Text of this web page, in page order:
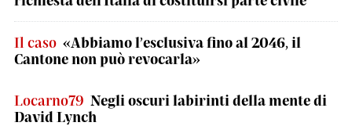
Il caso «Abbiamo l’esclusiva fino al 2046, il
Cantone non può revocarla»
Locarno79 Negli oscuri labirinti della mente di
David Lynch